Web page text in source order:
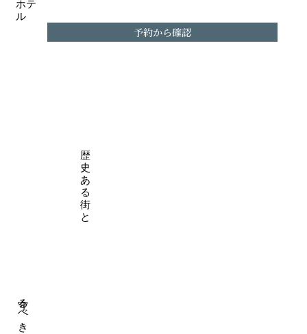
歴
史
あ
る
街
と
守るべき自然
予約から確認
ホテ
ル